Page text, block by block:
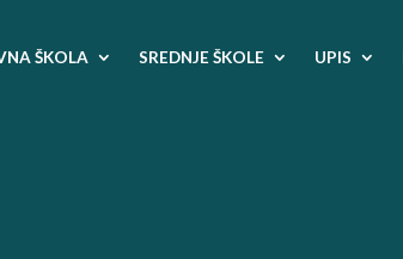
ŠKOLA SREDNJE ŠKOLE UPIS